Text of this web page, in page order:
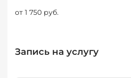
от 1 750 руб.
Запись на услугу